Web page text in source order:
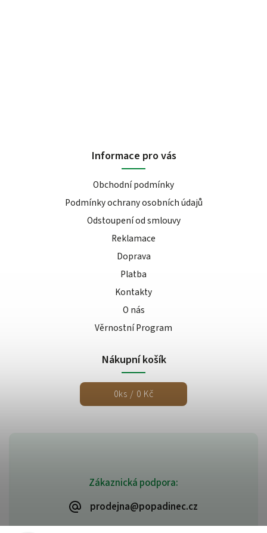
Zákaznická podpora:
prodejna@popadinec.cz
Informace pro vás
Obchodní podmínky
Podmínky ochrany osobních údajů
Odstoupení od smlouvy
Reklamace
Doprava
Platba
Kontakty
O nás
Věrnostní Program
Nákupní košík
0ks / 0 Kč